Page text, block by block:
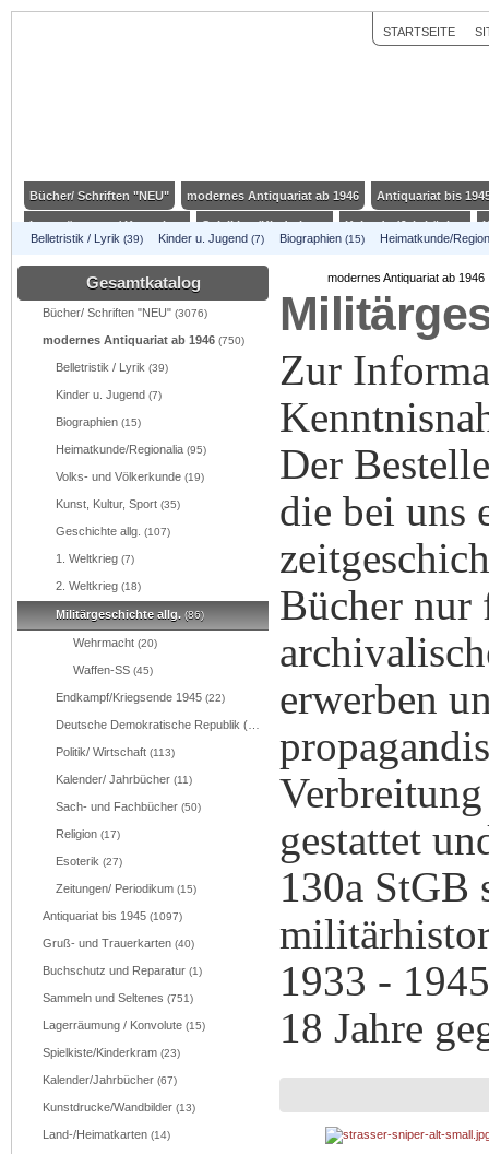
STARTSEITE
Bücher/ Schriften "NEU" modernes Antiquariat ab 1946 Antiquariat bis
Lagerräumung / Konvolute Spielkiste/Kinderkram Kalender/Jahrbücher
Kunsthandwerk / Geschenkartikel Genußwaren/ Spirituosen Flaggen /
Belletristik / Lyrik (39) Kinder u. Jugend (7) Biographien (15) Heimatkunde/
1. Weltkrieg(7) 2. Weltkrieg(18) Militärgeschichte allg.
Kalender/ Jahrbücher (11) Sach- und Fachbücher
Gesamtkatalog
Bücher/ Schriften "NEU" (3076)
modernes Antiquariat ab 1946 (750)
Belletristik / Lyrik (39)
Kinder u. Jugend (7)
Biographien (15)
Heimatkunde/Regionalia (95)
Volks- und Völkerkunde (19)
Kunst, Kultur, Sport (35)
Geschichte allg. (107)
1. Weltkrieg (7)
2. Weltkrieg (18)
Militärgeschichte allg. (86)
Wehrmacht (20)
Waffen-SS (45)
Endkampf/Kriegsende 1945 (22)
Deutsche Demokratische Republik (DDR)
Politik/ Wirtschaft (113)
Kalender/ Jahrbücher (11)
Sach- und Fachbücher (50)
Religion (17)
Esoterik (27)
Zeitungen/ Periodikum (15)
Antiquariat bis 1945 (1097)
Gruß- und Trauerkarten (40)
Buchschutz und Reparatur (1)
Sammeln und Seltenes (751)
Lagerräumung / Konvolute (15)
Spielkiste/Kinderkram (23)
Kalender/Jahrbücher (67)
Kunstdrucke/Wandbilder (13)
Land-/Heimatkarten (14)
modernes Antiquariat ab 1946
Zur
Der
die bei uns
Bücher nur
erwerben
gestattet
130a StGB
1933 -
18 Jahre